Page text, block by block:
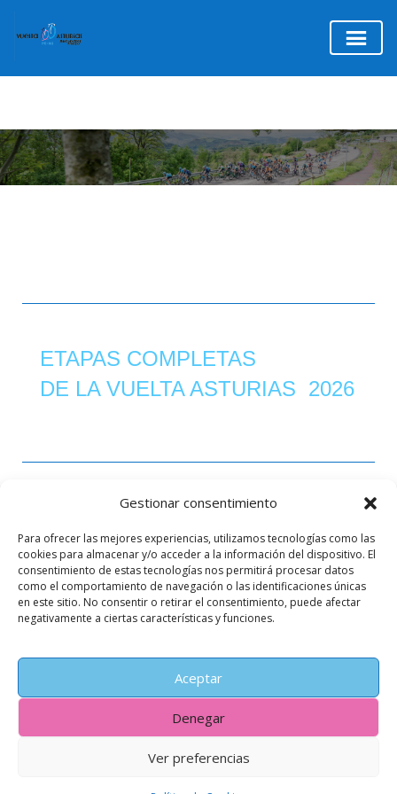
Gestionar consentimiento
Para ofrecer las mejores experiencias, utilizamos tecnologías como las
cookies para almacenar y/o acceder a la información del dispositivo. El
consentimiento de estas tecnologías nos permitirá procesar datos
como el comportamiento de navegación o las identificaciones únicas
en este sitio. No consentir o retirar el consentimiento, puede afectar
negativamente a ciertas características y funciones.
Aceptar
Denegar
Ver preferencias
ETAPAS COMPLETAS
DE LA VUELTA ASTURIAS 2026
Copyright © 2025 | La Vuelta Ciclista a Asturias
Politica de cookies| Politica de Privacidad